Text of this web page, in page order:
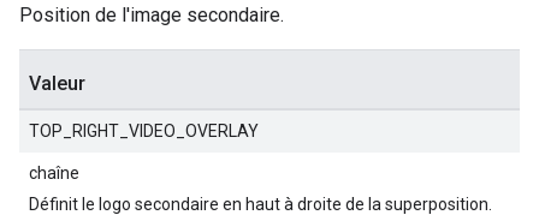
Position de l'image secondaire.
Valeur
TOP_RIGHT_VIDEO_OVERLAY
chaîne
Définit le logo secondaire en haut à droite de la superposition.